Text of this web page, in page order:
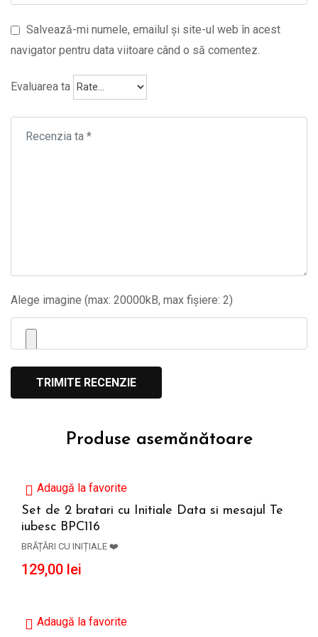
Salvează-mi numele, emailul și site-ul web în acest
navigator pentru data viitoare când o să comentez.
Evaluarea ta
Alege imagine (max: 20000kB, max fișiere: 2)
Produse asemănătoare
Adaugă la favorite
Set de 2 bratari cu Initiale Data si mesajul Te
iubesc BPC116
BRĂȚĂRI CU INIȚIALE ❤️
129,00 lei
Adaugă la favorite